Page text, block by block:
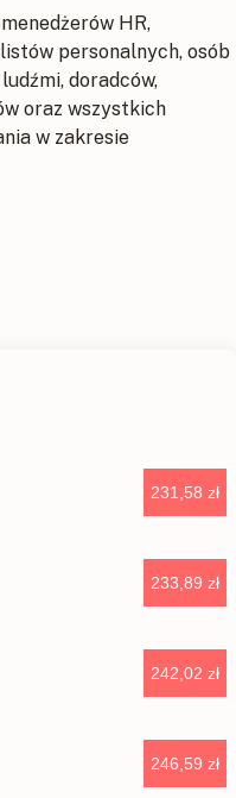
HR,
personalnych, osób
doradców,
oraz wszystkich
w zakresie